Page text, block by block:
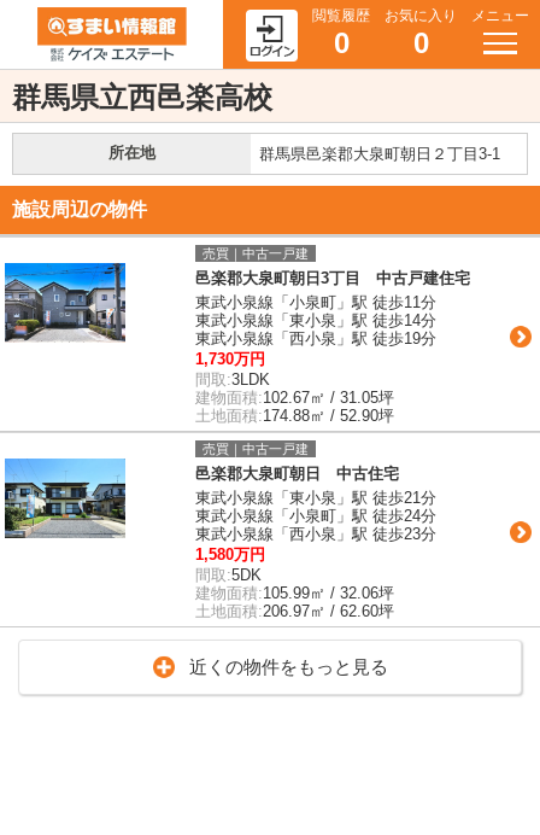
閲覧履歴
0
お気に入り
0
メニュー
群馬県立西邑楽高校
所在地 群馬県邑楽郡大泉町朝日２丁目3-1
施設周辺の物件
売買｜中古一戸建
邑楽郡大泉町朝日3丁目 中古戸建住宅
東武小泉線「小泉町」駅 徒歩11分
東武小泉線「東小泉」駅 徒歩14分
東武小泉線「西小泉」駅 徒歩19分
1,730万円
間取:3LDK
建物面積:102.67㎡ / 31.05坪
土地面積:174.88㎡ / 52.90坪
売買｜中古一戸建
邑楽郡大泉町朝日 中古住宅
東武小泉線「東小泉」駅 徒歩21分
東武小泉線「小泉町」駅 徒歩24分
東武小泉線「西小泉」駅 徒歩23分
1,580万円
間取:5DK
建物面積:105.99㎡ / 32.06坪
土地面積:206.97㎡ / 62.60坪
近くの物件をもっと見る